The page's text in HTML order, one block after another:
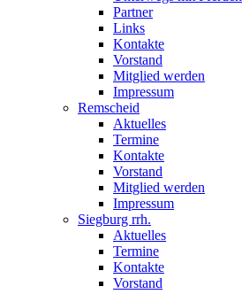
Partner
Links
Kontakte
Vorstand
Mitglied werden
Impressum
Remscheid
Aktuelles
Termine
Kontakte
Vorstand
Mitglied werden
Impressum
Siegburg rrh.
Aktuelles
Termine
Kontakte
Vorstand